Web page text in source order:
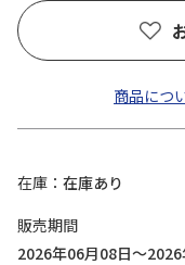
商品につ
在庫
在庫あり
販売期間
2026年06月08日～